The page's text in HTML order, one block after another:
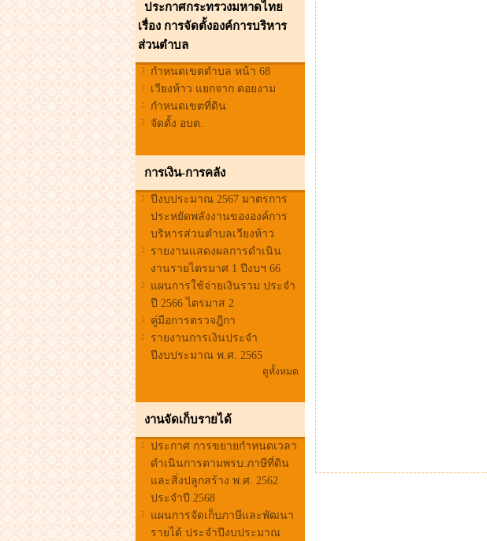
ประกาศกระทรวงมหาดไทย
เรื่อง การจัดตั้งองค์การบริหาร
ส่วนตำบล
กำหนดเขตตำบล หน้า 68
เวียงห้าว แยกจาก ดอยงาม
กำหนดเขตที่ดิน
จัดตั้ง อบต.
การเงิน-การคลัง
ปีงบประมาณ 2567 มาตรการ
ประหยัดพลังงานขององค์การ
บริหารส่วนตำบลเวียงห้าว
รายงานแสดงผลการดำเนิน
งานรายไตรมาศ 1 ปีงบฯ 66
แผนการใช้จ่ายเงินรวม ประจำ
ปี 2566 ไตรมาส 2
คู่มือการตรวจฎีกา
รายงานการเงินประจำ
ปีงบประมาณ พ.ศ. 2565
ดูทั้งหมด
งานจัดเก็บรายได้
ประกาศ การขยายกำหนดเวลา
ดำเนินการตามพรบ.ภาษีที่ดิน
และสิ่งปลูกสร้าง พ.ศ. 2562
ประจำปี 2568
แผนการจัดเก็บภาษีและพัฒนา
รายได้ ประจำปีงบประมาณ